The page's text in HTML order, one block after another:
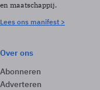
en maatschappij.
Lees ons manifest >
Over ons
Abonneren
Adverteren